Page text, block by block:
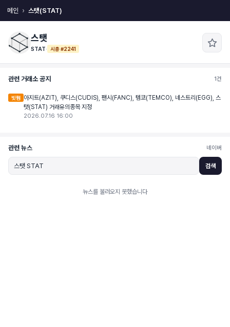
메인 스탯(STAT)
스탯
STAT· 시총 #2241
관련 거래소 공지 1건
빗썸 아지트(AZIT), 쿠디스(CUDIS), 팬시(FANC), 템코(TEMCO), 네스트리(EGG), 스
탯(STAT) 거래유의종목 지정
2026.07.16 16:00
관련 뉴스 네이버
검색
뉴스를 불러오지 못했습니다